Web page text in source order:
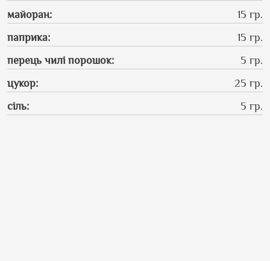
майоран:
15 гр.
паприка:
15 гр.
перець чилі порошок:
5 гр.
цукор:
25 гр.
сіль: 5 гр.